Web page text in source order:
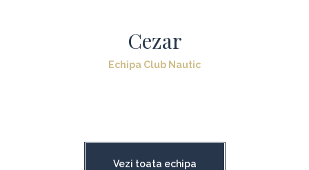
Cezar
Echipa Club Nautic
Vezi toata echipa